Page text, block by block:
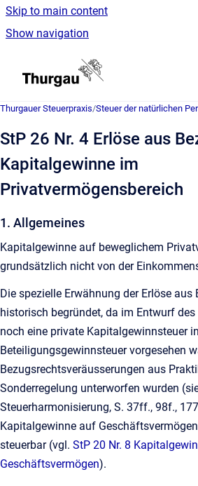
Skip to main content
Show navigation
Thurgauer Steuerpraxis/Steuer der natürlichen
StP 26 Nr. 4 Erlöse aus
Kapitalgewinne im
Privatvermögensbereich
1. Allgemeines
Kapitalgewinne auf beweglichem
grundsätzlich nicht von der
Die spezielle Erwähnung der Erlöse aus
historisch begründet, da im Entwurf
noch eine private Kapitalgewinnsteuer
Beteiligungsgewinnsteuer vorgesehen
Bezugsrechtsveräusserungen aus
Sonderregelung unterworfen wurden
Steuerharmonisierung, S. 37ff., 98f.,
Kapitalgewinne auf
steuerbar (vgl. StP 20 Nr. 8
Geschäftsvermögen).